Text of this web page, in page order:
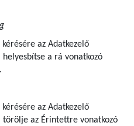
az Adatkezelő
a rá vonatkozó
az Adatkezelő
az Érintettre vonatkozó